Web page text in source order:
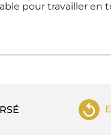
pour travailler en